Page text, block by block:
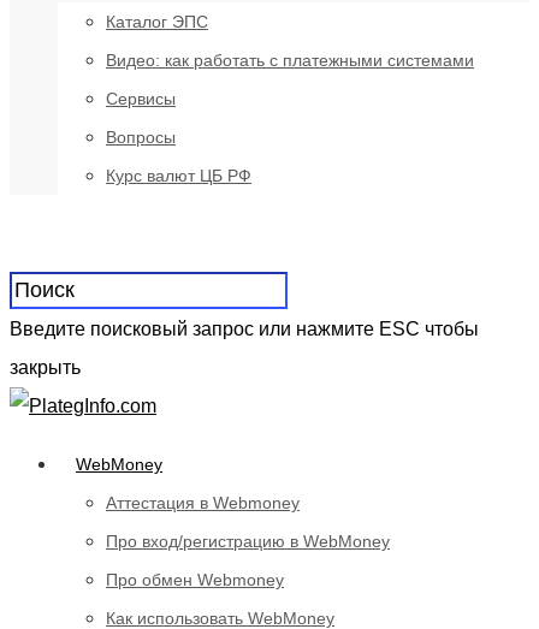
Каталог ЭПС
Видео: как работать с платежными системами
Сервисы
Вопросы
Курс валют ЦБ РФ
Введите поисковый запрос или нажмите ESC чтобы
закрыть
WebMoney
Аттестация в Webmoney
Про вход/регистрацию в WebMoney
Про обмен Webmoney
Как использовать WebMoney